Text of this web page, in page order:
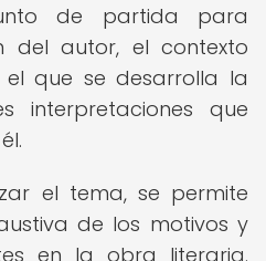
de partida para
del autor, el contexto
que se desarrolla la
interpretaciones que
el tema, se permite
de los motivos y
en la obra literaria.